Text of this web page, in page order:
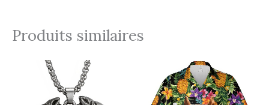
Produits similaires